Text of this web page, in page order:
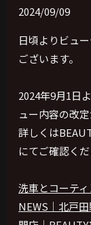
2024/09/09
日頃よりビュ
ございます。
2024年9月1日
ュー内容の改
詳しくは
にてご確認くだ
洗車とコーテ
NEWS｜北戸